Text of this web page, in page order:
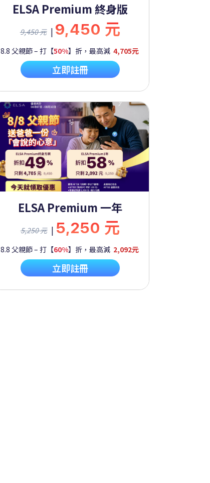
ELSA Premium 終身版
9,450 元 | 9,450 元
8.8 父親節 – 打【50%】折，最高減 4,705元
立即註冊
ELSA Premium 一年
5,250 元 | 5,250 元
8.8 父親節 – 打【60%】折，最高減 2,092元
立即註冊